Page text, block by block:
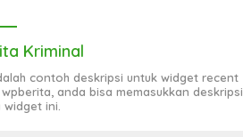
Kriminal
contoh deskripsi untuk widget recent
anda bisa memasukkan deskripsi
widget ini.